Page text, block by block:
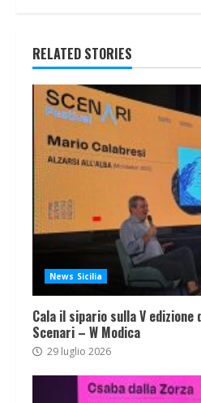
RELATED STORIES
News Sicilia
Cala il sipario sulla V
Scenari – W Modica
29 luglio 2026